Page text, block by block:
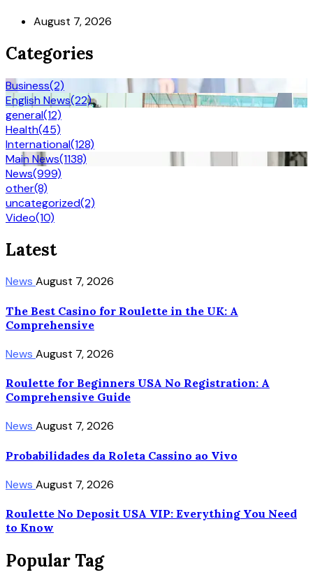
August 7, 2026
Categories
Business(2)
English News(22)
general(12)
Health(45)
International(128)
Main News(1138)
News(999)
other(8)
uncategorized(2)
Video(10)
Latest
News August 7, 2026
The Best Casino for Roulette in the UK: A
Comprehensive
News August 7, 2026
Roulette for Beginners USA No Registration: A
Comprehensive Guide
News August 7, 2026
Probabilidades da Roleta Cassino ao Vivo
News August 7, 2026
Roulette No Deposit USA VIP: Everything You Need
to Know
Popular Tag